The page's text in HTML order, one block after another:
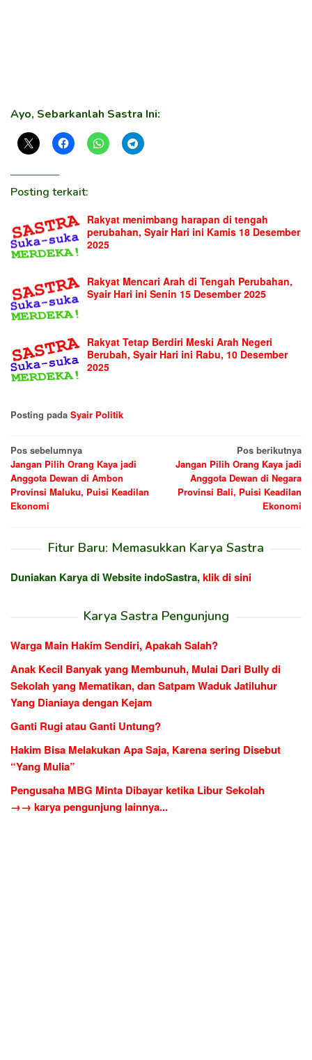
Ayo, Sebarkanlah Sastra Ini:
Posting terkait:
Rakyat menimbang harapan di tengah
perubahan, Syair Hari ini Kamis 18 Desember
2025
Rakyat Mencari Arah di Tengah Perubahan,
Syair Hari ini Senin 15 Desember 2025
Rakyat Tetap Berdiri Meski Arah Negeri
Berubah, Syair Hari ini Rabu, 10 Desember
2025
Posting pada Syair Politik
Navigasi
pos
Pos sebelumnya
Jangan Pilih Orang Kaya jadi
Anggota Dewan di Ambon
Provinsi Maluku, Puisi Keadilan
Ekonomi
Pos berikutnya
Jangan Pilih Orang Kaya jadi
Anggota Dewan di Negara
Provinsi Bali, Puisi Keadilan
Ekonomi
Fitur Baru: Memasukkan Karya Sastra
Duniakan Karya di Website indoSastra,klik di sini
Karya Sastra Pengunjung
Warga Main Hakim Sendiri, Apakah Salah?
Anak Kecil Banyak yang Membunuh, Mulai Dari Bully di
Sekolah yang Mematikan, dan Satpam Waduk Jatiluhur
Yang Dianiaya dengan Kejam
Ganti Rugi atau Ganti Untung?
Hakim Bisa Melakukan Apa Saja, Karena sering Disebut
“Yang Mulia”
Pengusaha MBG Minta Dibayar ketika Libur Sekolah
→→ karya pengunjung lainnya...